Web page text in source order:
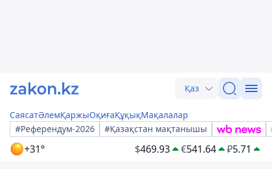
Қаз
СаясатӘлемҚаржыОқиғаҚұқықМақалалар
#Референдум-2026
#Қазақстан мақтанышы
+31° $469.93 €541.64 ₽5.71